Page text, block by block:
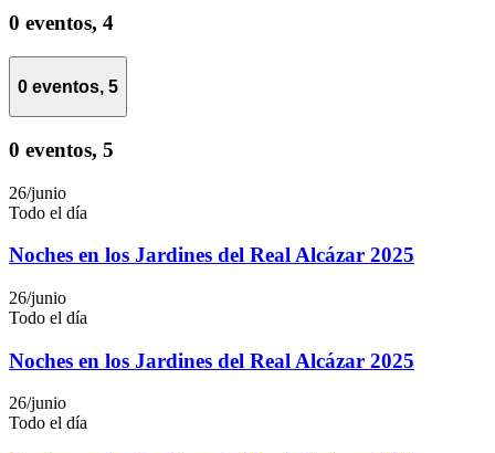
0 eventos, 4
0 eventos, 5
0 eventos, 5
26/junio
Todo el día
Noches en los Jardines del Real Alcázar 2025
26/junio
Todo el día
Noches en los Jardines del Real Alcázar 2025
26/junio
Todo el día